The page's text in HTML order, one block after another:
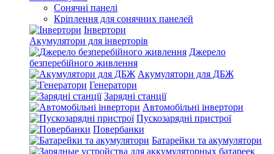
Сонячні панелі
Кріплення для сонячних панелей
Інвертори
Акумулятори для інверторів
Джерело
безперебійного живлення
Акумулятори для ДБЖ
Генератори
Зарядні станції
Автомобільні інвертори
Пускозарядні пристрої
Повербанки
Батарейки та акумулятори